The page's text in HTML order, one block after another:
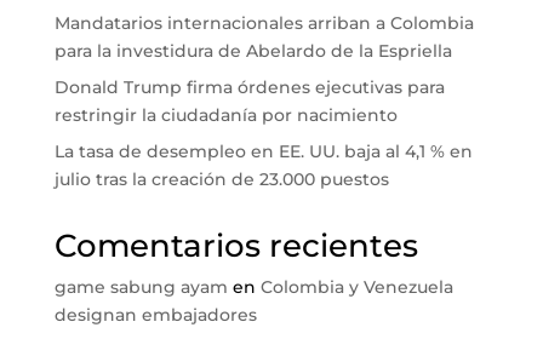
Mandatarios internacionales arriban a Colombia
para la investidura de Abelardo de la Espriella
Donald Trump firma órdenes ejecutivas para
restringir la ciudadanía por nacimiento
La tasa de desempleo en EE. UU. baja al 4,1 % en
julio tras la creación de 23.000 puestos
Comentarios recientes
game sabung ayam en Colombia y Venezuela
designan embajadores